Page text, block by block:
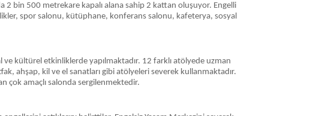
2 bin 500 metrekare kapalı alana sahip 2 kattan oluşuyor. Engelli
spor salonu, kütüphane, konferans salonu, kafeterya, sosyal
ve kültürel etkinliklerde yapılmaktadır. 12 farklı atölyede uzman
ahşap, kil ve el sanatları gibi atölyeleri severek kullanmaktadır.
çok amaçlı salonda sergilenmektedir.